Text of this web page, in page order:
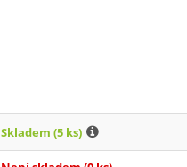
Skladem (5 ks)